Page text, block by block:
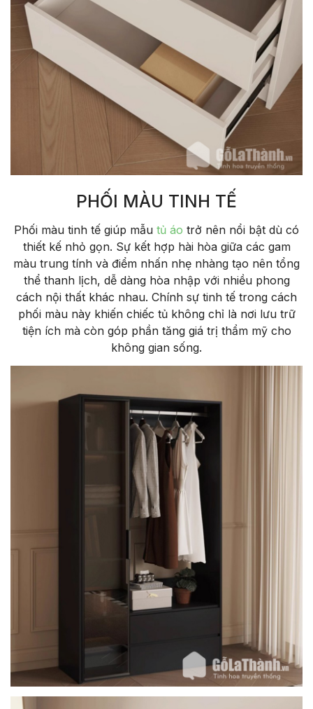
PHỐI MÀU TINH TẾ
Phối màu tinh tế giúp mẫu tủ áo trở nên nổi bật dù có
thiết kế nhỏ gọn. Sự kết hợp hài hòa giữa các gam
màu trung tính và điểm nhấn nhẹ nhàng tạo nên tổng
thể thanh lịch, dễ dàng hòa nhập với nhiều phong
cách nội thất khác nhau. Chính sự tinh tế trong cách
phối màu này khiến chiếc tủ không chỉ là nơi lưu trữ
tiện ích mà còn góp phần tăng giá trị thẩm mỹ cho
không gian sống.